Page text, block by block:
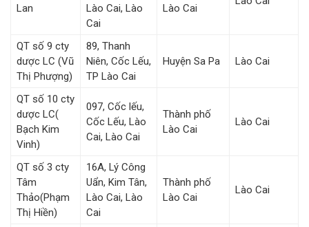
Lan
Lào Cai, Lào
Cai
Lào Cai
QT số 9 cty
dược LC (Vũ
Thị Phượng)
89, Thanh
Niên, Cốc Lếu,
TP Lào Cai
Huyện Sa Pa Lào Cai
QT số 10 cty
dược LC(
Bạch Kim
Vinh)
097, Cốc lếu,
Cốc Lếu, Lào
Cai, Lào Cai
Thành phố
Lào Cai
Lào Cai
QT số 3 cty
Tâm
Thảo(Phạm
Thị Hiền)
16A, Lý Công
Uẩn, Kim Tân,
Lào Cai, Lào
Cai
Thành phố
Lào Cai
Lào Cai